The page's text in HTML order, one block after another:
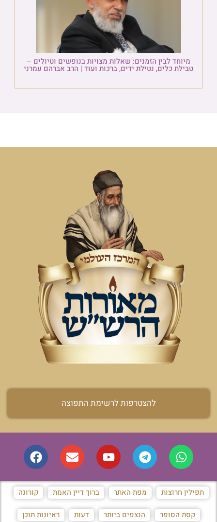
מיוחד לבין הזמנים: שאלות מצויות בנופשים וטיולים –
טבילת כלים, נטילת ידים, ברכות ועוד | הרב אברהם עמרני
להצטרפות לרשימת התפוצה
תפילין חרוצות מפת האתר ברוך דיין האמת קורונה
קסת הסופר הנצפים ביותר דעות ראיונות תוכן